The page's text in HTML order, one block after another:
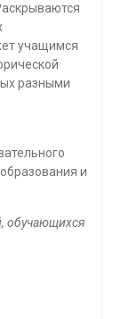
учащимся
разными
и
обучающихся